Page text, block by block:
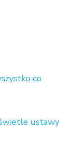
co
ustawy